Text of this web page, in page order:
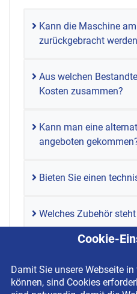
Kann die Maschine
zurückgebracht
Aus welchen
Kosten zusammen?
Kann man eine
angeboten
Bieten Sie einen
Welches Zubehör
Cookie-
Damit Sie unsere Webseite
können, sind Cookies